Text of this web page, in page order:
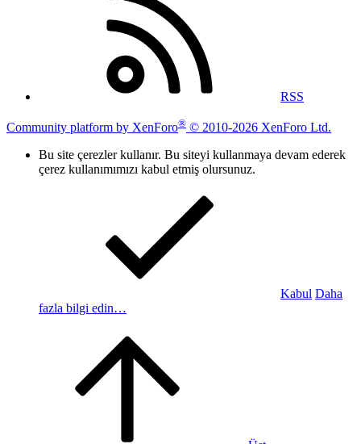
RSS
Community platform by XenForo® © 2010-2026 XenForo Ltd.
Bu site çerezler kullanır. Bu siteyi kullanmaya devam ederek
çerez kullanımımızı kabul etmiş olursunuz.
Kabul Daha
fazla bilgi edin…